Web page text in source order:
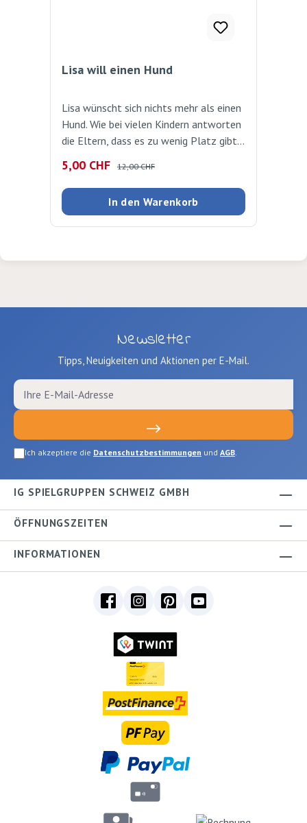
Lisa will einen Hund
Lisa wünscht sich nichts mehr als einen
Hund. Wie bei vielen Kindern antworten
die Eltern, dass es zu wenig Platz gibt
Lisa hat eine tolle Idee und beschliesst,
die Sache selbst in die Hand zu nehmen.
Eine Geschichte für alle Kinder, die sich
sehnlich einen Hund wünschen! Autor:
Verkaufspreis:
5,00 CHF Regulärer Preis:
12,00 CHF
In den Warenkorb
Newsletter
Tipps, Neuigkeiten und Aktionen per E-Mail.
Ich akzeptiere die Datenschutzbestimmungen und AGB.
IG SPIELGRUPPEN SCHWEIZ GMBH
ÖFFNUNGSZEITEN
INFORMATIONEN